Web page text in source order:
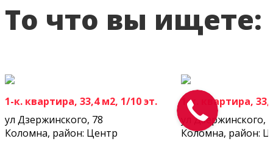
То что вы ищете:
1-к. квартира, 33,4 м2, 1/10 эт.
ул Дзержинского, 78
Коломна, район: Центр
1-к. квартира,
ул Дзержинского,
Коломна, район: